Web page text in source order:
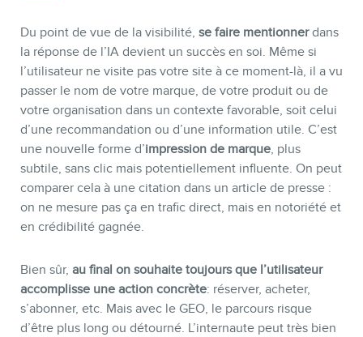
Du point de vue de la visibilité, se faire mentionnerdans
la réponse de l’IA devient un succès en soi. Même si
l’utilisateur ne visite pas votre site à ce moment-là, il a vu
passer le nom de votre marque, de votre produit ou de
votre organisation dans un contexte favorable, soit celui
d’une recommandation ou d’une information utile. C’est
une nouvelle forme d’impression de marque, plus
subtile, sans clic mais potentiellement influente. On peut
comparer cela à une citation dans un article de presse :
on ne mesure pas ça en trafic direct, mais en notoriété et
en crédibilité gagnée.
Bien sûr, au final on souhaite toujours que l’utilisateur
accomplisse une action concrète: réserver, acheter,
s’abonner, etc. Mais avec le GEO, le parcours risque
d’être plus long ou détourné. L’internaute peut très bien